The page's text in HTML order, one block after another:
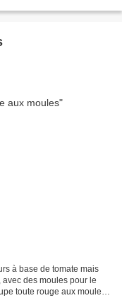
à base de tomate mais
des moules pour le
toute rouge aux moules